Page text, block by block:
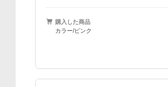
購入した商品
カラー/ピンク